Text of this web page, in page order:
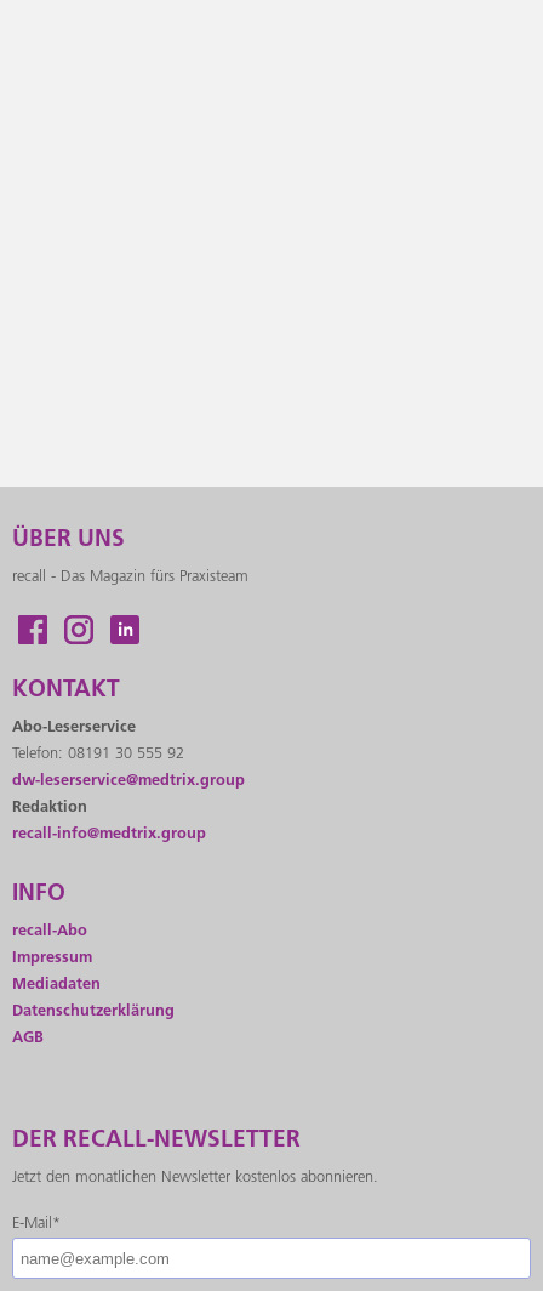
ÜBER UNS
recall - Das Magazin fürs Praxisteam
KONTAKT
Abo-Leserservice
Telefon: 08191 30 555 92
dw-leserservice@medtrix.group
Redaktion
recall-info@medtrix.group
INFO
recall-Abo
Impressum
Mediadaten
Datenschutzerklärung
AGB
DER RECALL-NEWSLETTER
Jetzt den monatlichen Newsletter kostenlos abonnieren.
E-Mail*